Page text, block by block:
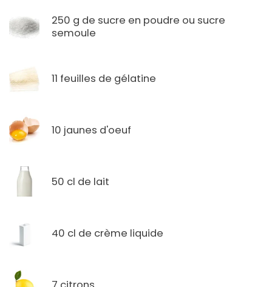
250 g de sucre en poudre ou sucre
semoule
11 feuilles de gélatine
10 jaunes d'oeuf
50 cl de lait
40 cl de crème liquide